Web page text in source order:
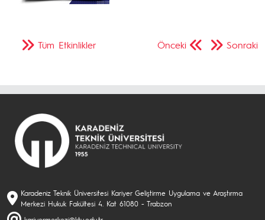
Önceki Sonraki
Tüm Etkinlikler
Karadeniz Teknik Üniversitesi Kariyer Geliştirme Uygulama ve Araştırma
Merkezi Hukuk Fakültesi 4. Kat 61080 - Trabzon